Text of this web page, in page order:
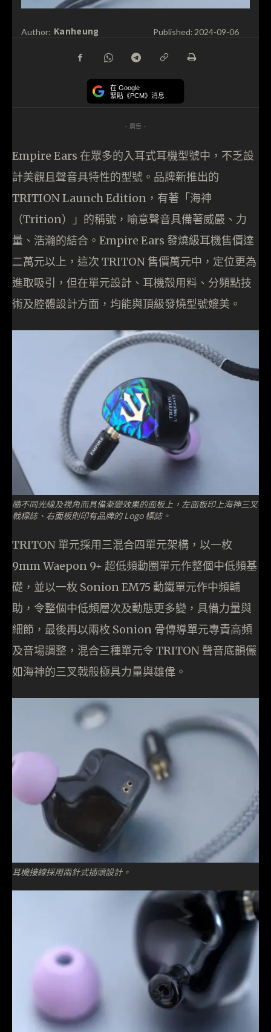
Author: Kanheung Published: 2024-09-06
在 Google
緊貼《PCM》消息
- 廣告 -
Empire Ears 在眾多的入耳式耳機型號中，不乏設
計美觀且聲音具特性的型號。品牌新推出的
TRITION Launch Edition，有著「海神
（Trition）」的稱號，喻意聲音具備著威嚴、力
量、浩瀚的結合。Empire Ears 發燒級耳機售價達
二萬元以上，這次 TRITON 售價萬元中，定位更為
進取吸引，但在單元設計、耳機殼用料、分頻點技
術及腔體設計方面，均能與頂級發燒型號媲美。
隨不同光線及視角而具備漸變效果的面板上，左面板印上海神三叉
戟標誌、右面板則印有品牌的 Logo 標誌。
TRITON 單元採用三混合四單元架構，以一枚
9mm Waepon 9+ 超低頻動圈單元作整個中低頻基
礎，並以一枚 Sonion EM75 動鐵單元作中頻輔
助，令整個中低頻層次及動態更多變，具備力量與
細節，最後再以兩枚 Sonion 骨傳導單元專責高頻
及音場調整，混合三種單元令 TRITON 聲音底韻儼
如海神的三叉戟般極具力量與雄偉。
耳機接線採用兩針式插頭設計。